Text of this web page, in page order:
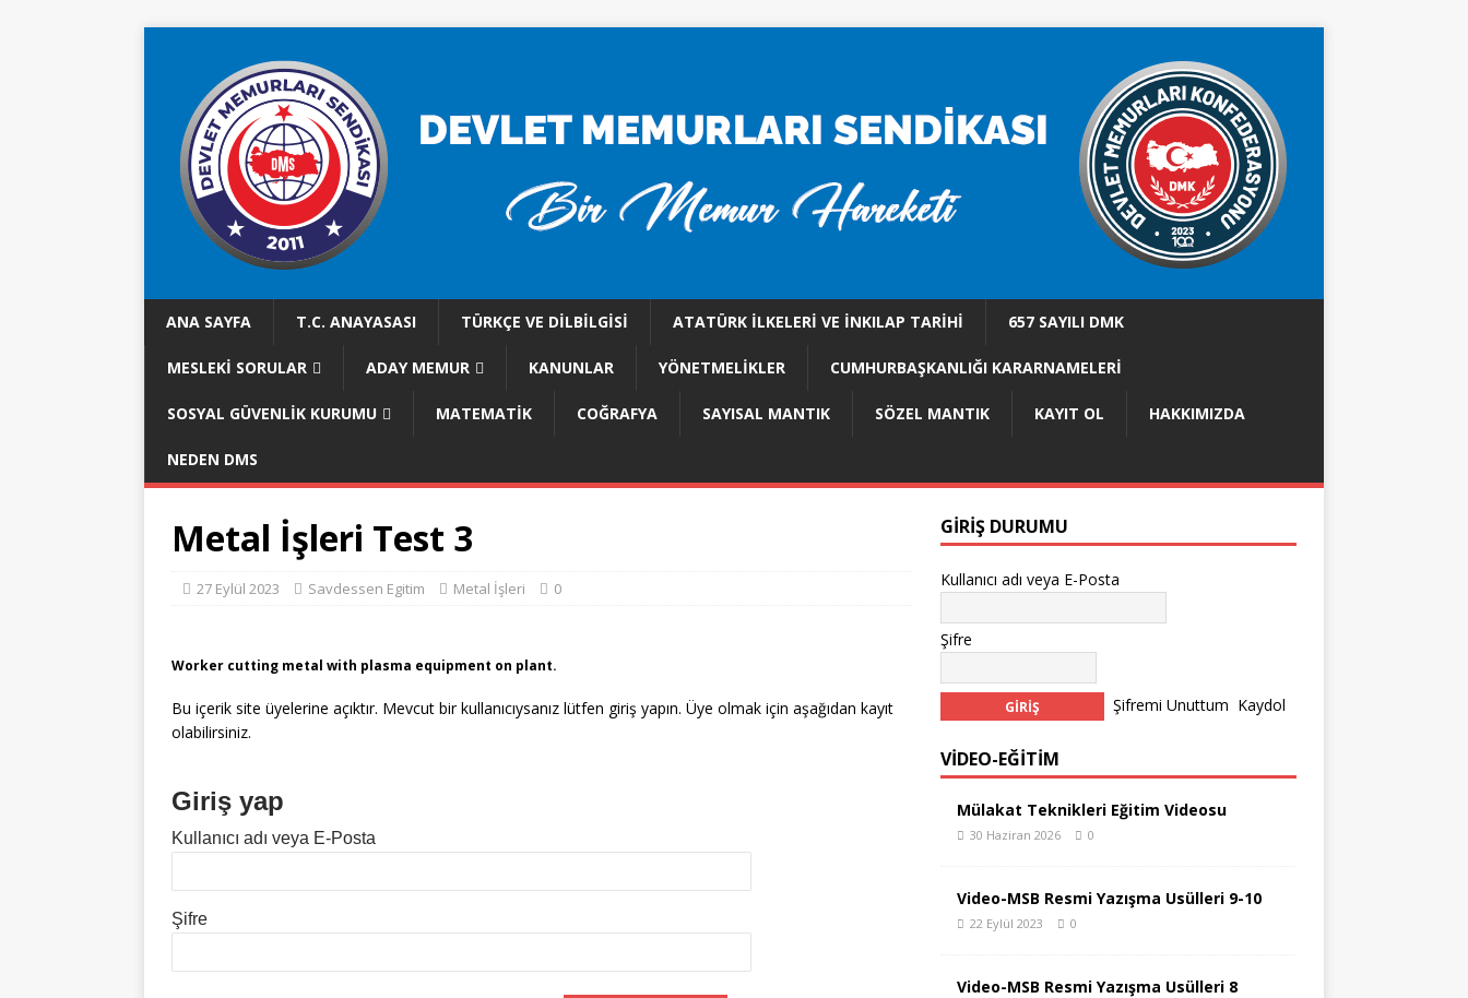
ANA SAYFA T.C. ANAYASASI TÜRKÇE VE DILBILGISI ATATÜRK İLKELERI VE İNKILAP TARIHI 657 SAYILI DMK
MESLEKI SORULAR ADAY MEMUR KANUNLAR YÖNETMELİKLER CUMHURBAŞKANLIĞI KARARNAMELERİ
SOSYAL GÜVENLİK KURUMU MATEMATİK COĞRAFYA SAYISAL MANTIK SÖZEL MANTIK KAYIT OL HAKKIMIZDA
NEDEN DMS
Metal İşleri Test 3
27 Eylül 2023 Savdessen Egitim Metal İşleri 0
Worker cutting metal with plasma equipment on plant.
Bu içerik site üyelerine açıktır. Mevcut bir kullanıcıysanız lütfen giriş yapın. Üye olmak için aşağıdan kayıt
olabilirsiniz.
Giriş yap
Kullanıcı adı veya E-Posta
Şifre
GIRIŞ DURUMU
Kullanıcı adı veya E-Posta
Şifre
Şifremi Unuttum Kaydol
VİDEO-EĞİTİM
Mülakat Teknikleri Eğitim Videosu
30 Haziran 2026 0
Video-MSB Resmi Yazışma Usülleri 9-10
22 Eylül 2023 0
Video-MSB Resmi Yazışma Usülleri 8